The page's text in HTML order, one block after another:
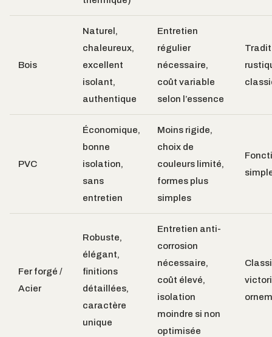
Bois
Naturel,
chaleureux,
excellent
isolant,
authentique
Entretien
régulier
nécessaire,
coût variable
selon l’essence
PVC
Économique,
bonne
isolation,
sans
entretien
Moins rigide,
choix de
couleurs limité,
formes plus
simples
Fer forgé /
Acier
Robuste,
élégant,
finitions
détaillées,
caractère
unique
Entretien anti-
corrosion
nécessaire,
coût élevé,
isolation
moindre si non
optimisée